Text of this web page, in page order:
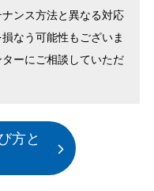
ンス方法と異なる対応
なう可能性もございま
ーにご相談していただ
方と